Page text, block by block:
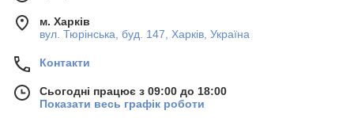
м. Харків
вул. Тюрінська, буд. 147, Харків, Україна
Контакти
Сьогодні працює з 09:00 до 18:00
Показати весь графік роботи